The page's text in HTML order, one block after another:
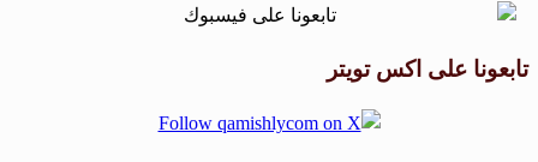
تابعونا على اكس تويتر